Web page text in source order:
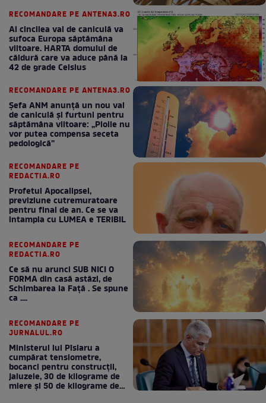
RECOMANDARE PE ANTENA3.RO
Al cincilea val de caniculă va
sufoca Europa săptămâna
viitoare. HARTA domului de
căldură care va aduce până la
42 de grade Celsius
RECOMANDARE PE ANTENA3.RO
Șefa ANM anunță un nou val
de caniculă și furtuni pentru
săptămâna viitoare: „Ploile nu
vor putea compensa seceta
pedologică”
RECOMANDARE PE
REDACTIA.RO
Profetul Apocalipsei,
previziune cutremuratoare
pentru final de an. Ce se va
intampla cu LUMEA e TERIBIL
RECOMANDARE PE
REDACTIA.RO
Ce să nu arunci SUB NICI O
FORMA din casă astăzi, de
Schimbarea la Față . Se spune
ca ....
RECOMANDARE PE
JURNALUL.RO
Ministerul lui Pîslaru a
cumpărat tensiometre,
bocanci pentru construcții,
jaluzele, 30 de kilograme de
miere și 50 de kilograme de